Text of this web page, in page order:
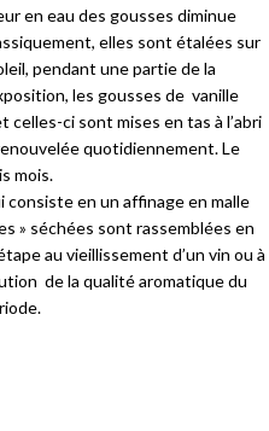
en eau des gousses diminue
elles sont étalées sur
pendant une partie de la
les gousses de vanille
ci sont mises en tas à l’abri
quotidiennement. Le
mois.
consiste en un affinage en malle
» séchées sont rassemblées en
au vieillissement d’un vin ou à
de la qualité aromatique du